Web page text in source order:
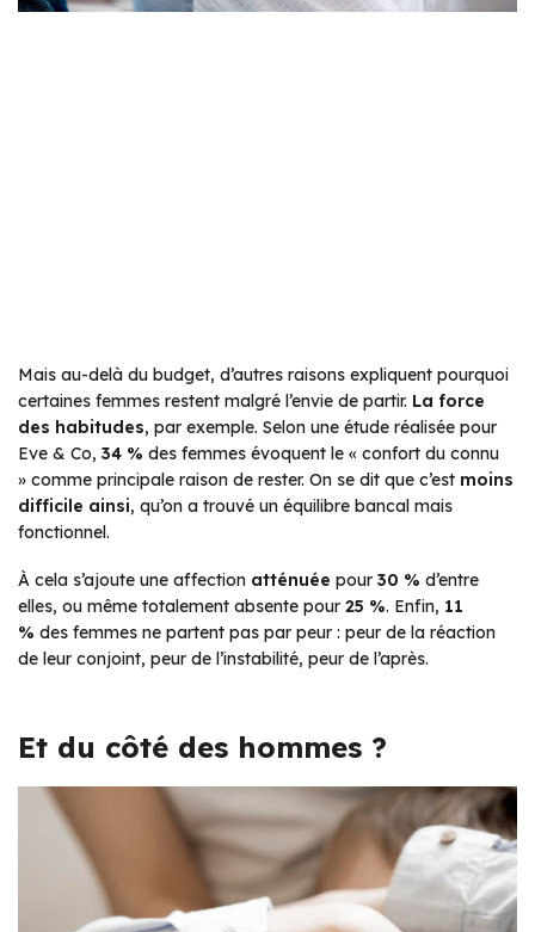
Mais au-delà du budget, d’autres raisons expliquent pourquoi
certaines femmes restent malgré l’envie de partir. La force
des habitudes, par exemple. Selon une étude réalisée pour
Eve & Co, 34 % des femmes évoquent le « confort du connu
» comme principale raison de rester. On se dit que c’est moins
difficile ainsi, qu’on a trouvé un équilibre bancal mais
fonctionnel.
À cela s’ajoute une affection atténuée pour 30 % d’entre
elles, ou même totalement absente pour 25 %. Enfin, 11
% des femmes ne partent pas par peur : peur de la réaction
de leur conjoint, peur de l’instabilité, peur de l’après.
Et du côté des hommes ?